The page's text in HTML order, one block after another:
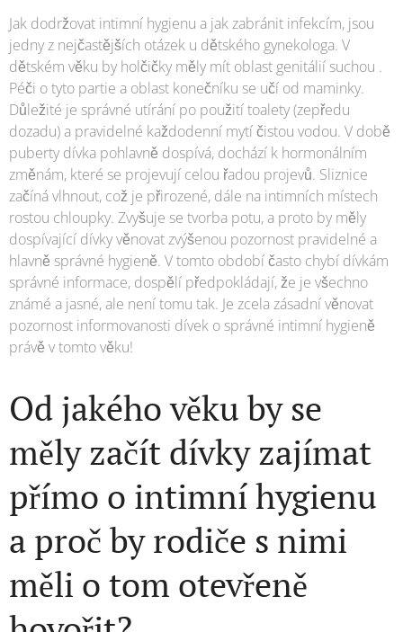
Jak dodržovat intimní hygienu a jak zabránit infekcím, jsou
jedny z nejčastějších otázek u dětského gynekologa. V
dětském věku by holčičky měly mít oblast genitálií suchou .
Péči o tyto partie a oblast konečníku se učí od maminky.
Důležité je správné utírání po použití toalety (zepředu
dozadu) a pravidelné každodenní mytí čistou vodou. V době
puberty dívka pohlavně dospívá, dochází k hormonálním
změnám, které se projevují celou řadou projevů. Sliznice
začíná vlhnout, což je přirozené, dále na intimních místech
rostou chloupky. Zvyšuje se tvorba potu, a proto by měly
dospívající dívky věnovat zvýšenou pozornost pravidelné a
hlavně správné hygieně. V tomto období často chybí dívkám
správné informace, dospělí předpokládají, že je všechno
známé a jasné, ale není tomu tak. Je zcela zásadní věnovat
pozornost informovanosti dívek o správné intimní hygieně
právě v tomto věku!
Od jakého věku by se
měly začít dívky zajímat
přímo o intimní hygienu
a proč by rodiče s nimi
měli o tom otevřeně